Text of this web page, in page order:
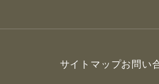
サイトマップお問い